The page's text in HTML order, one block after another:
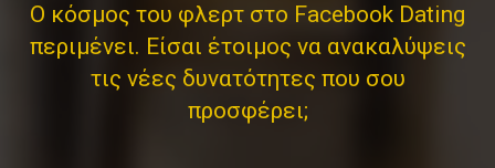
Ο κόσμος του φλερτ στο Facebook Dating
περιμένει. Είσαι έτοιμος να ανακαλύψεις
τις νέες δυνατότητες που σου
προσφέρει;